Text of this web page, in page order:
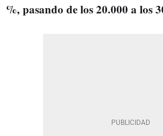
%, pasando de los 20.000 a los